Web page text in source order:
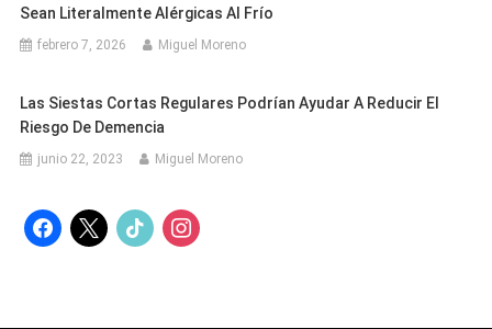
Sean Literalmente Alérgicas Al Frío
febrero 7, 2026 Miguel Moreno
Las Siestas Cortas Regulares Podrían Ayudar A Reducir El
Riesgo De Demencia
junio 22, 2023 Miguel Moreno
facebook
x tiktok instagram